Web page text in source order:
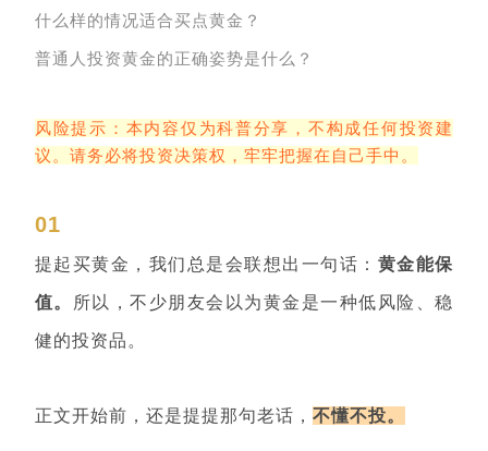
什么样的情况适合买点黄金？
普通人投资黄金的正确姿势是什么？
风险提示：本内容仅为科普分享，不构成任何投资建
议。请务必将投资决策权，牢牢把握在自己手中。
01
提起买黄金，我们总是会联想出一句话： 黄金能保
值。 所以，不少朋友会以为黄金是一种低风险、稳
健的投资品。
正文开始前，还是提提那句老话， 不懂不投。